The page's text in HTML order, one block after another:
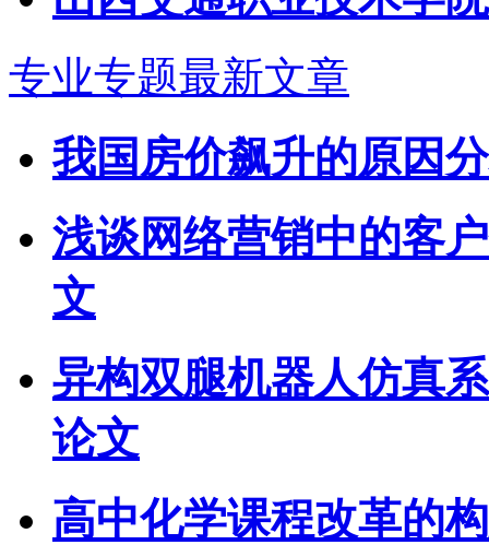
专业专题最新文章
我国房价飙升的原因
浅谈网络营销中的客
文
异构双腿机器人仿真
论文
高中化学课程改革的